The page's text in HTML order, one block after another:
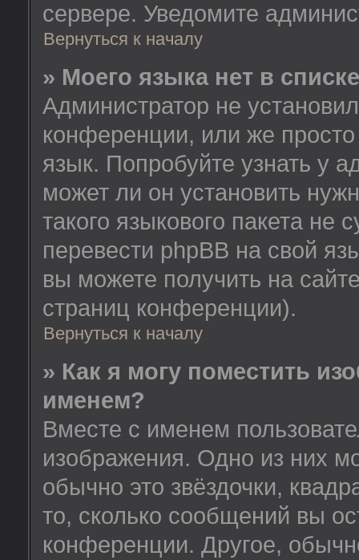
сервере. Уведомите
Вернуться к началу
» Моего языка нет в
Администратор не
конференции, или же
язык. Попробуйте узнать у
может ли он установить
такого языкового пакета не
перевести phpBB на свой
вы можете получить на
страниц конференции).
Вернуться к началу
» Как я могу поместить
именем?
Вместе с именем
изображения. Одно из них
обычно это звёздочки,
то, сколько сообщений вы
конференции. Другое,